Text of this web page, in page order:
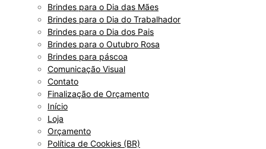
Brindes para o Dia das Mães
Brindes para o Dia do Trabalhador
Brindes para o Dia dos Pais
Brindes para o Outubro Rosa
Brindes para páscoa
Comunicação Visual
Contato
Finalização de Orçamento
Início
Loja
Orçamento
Política de Cookies (BR)